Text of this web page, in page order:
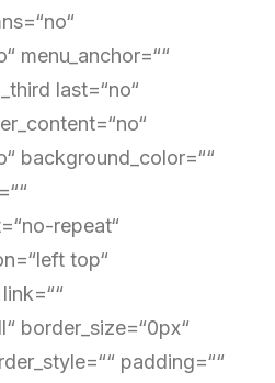
menu_anchor=““
last=“no“
background_color=““
repeat“
top“
border_size=“0px“
padding=““